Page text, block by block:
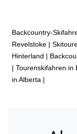
Backcountry-
Revelstoke |
Hinterland |
| Tourenskifahren in
in Alberta |